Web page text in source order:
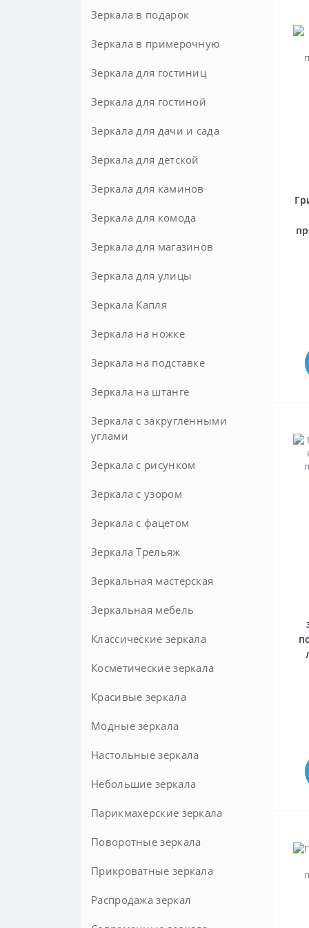
Зеркала в подарок
Зеркала в примерочную
Зеркала для гостиниц
Зеркала для гостиной
Зеркала для дачи и сада
Зеркала для детской
Зеркала для каминов
Зеркала для комода
Зеркала для магазинов
Зеркала для улицы
Зеркала Капля
Зеркала на ножке
Напольные
Настольные
Зеркала на подставке
Зеркала на штанге
Зеркала с закруглёнными
углами
Зеркала с рисунком
Зеркала с узором
Зеркала с фацетом
Круглые с фацетом
Зеркала Трельяж
Зеркальная мастерская
Зеркала на заказ
Зеркальная мебель
Классические зеркала
Косметические зеркала
Красивые зеркала
Модные зеркала
Настольные зеркала
Небольшие зеркала
Парикмахерские зеркала
Поворотные зеркала
Прикроватные зеркала
Распродажа зеркал